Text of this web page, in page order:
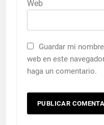
Web
Guardar mi
web en este
haga un comentario.